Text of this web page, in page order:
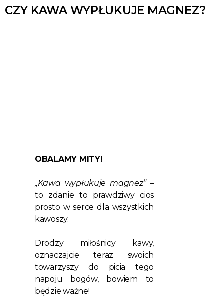
CZY KAWA WYPŁUKUJE MAGNEZ?
OBALAMY MITY!
„Kawa wypłukuje magnez”–
to zdanie to prawdziwy cios
prosto w serce dla wszystkich
kawoszy.
Drodzy miłośnicy kawy,
oznaczajcie teraz swoich
towarzyszy do picia tego
napoju bogów, bowiem to
będzie ważne!